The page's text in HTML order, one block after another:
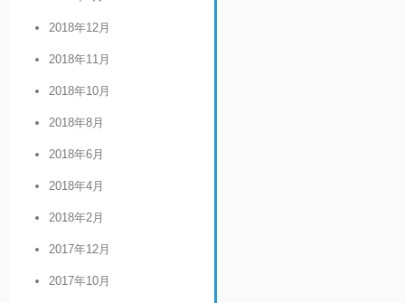
2018年12月
2018年11月
2018年10月
2018年8月
2018年6月
2018年4月
2018年2月
2017年12月
2017年10月